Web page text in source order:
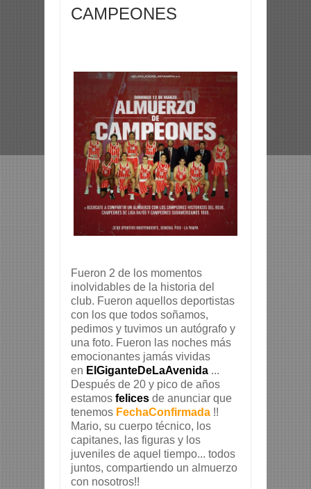
CAMPEONES
Fueron 2 de los momentos
inolvidables de la historia del
club. Fueron aquellos deportistas
con los que todos soñamos,
pedimos y tuvimos un autógrafo y
una foto. Fueron las noches más
emocionantes jamás vividas
en ElGiganteDeLaAvenida ...
Después de 20 y pico de años
estamos felices de anunciar que
tenemos FechaConfirmada !!
Mario, su cuerpo técnico, los
capitanes, las figuras y los
juveniles de aquel tiempo... todos
juntos, compartiendo un almuerzo
con nosotros!!